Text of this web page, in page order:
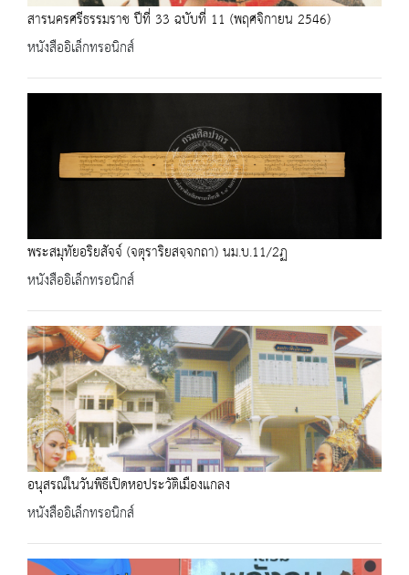
สารนครศรีธรรมราช ปีที่ 33 ฉบับที่ 11 (พฤศจิกายน 2546)
หนังสืออิเล็กทรอนิกส์
พระสมุทัยอริยสัจจ์ (จตุราริยสจฺจกถา) นม.บ.11/2ฏ
หนังสืออิเล็กทรอนิกส์
อนุสรณ์ในวันพิธีเปิดหอประวัติเมืองแกลง
หนังสืออิเล็กทรอนิกส์